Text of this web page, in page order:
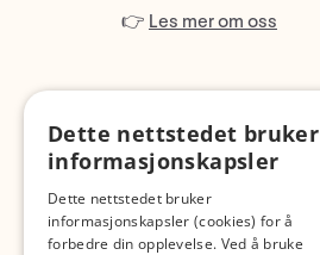
👉 Les mer om oss
Dette nettstedet bruker
informasjonskapsler
Dette nettstedet bruker
informasjonskapsler (cookies) for å
forbedre din opplevelse. Ved å bruke